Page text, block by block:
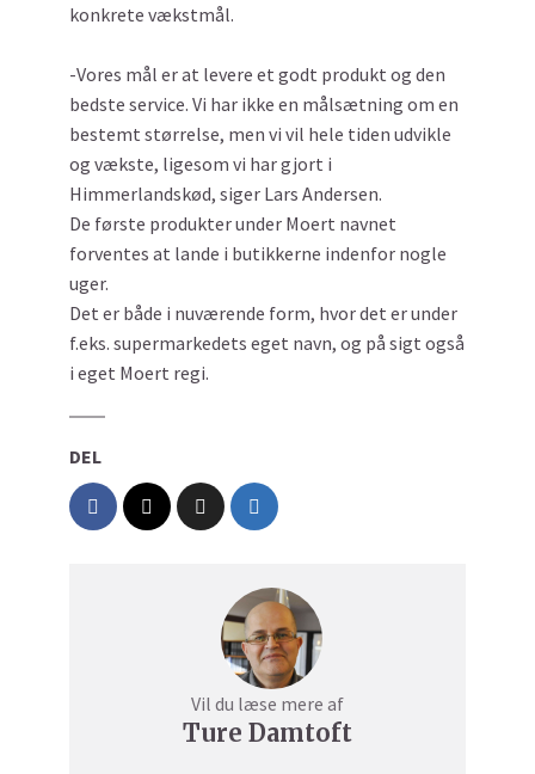
konkrete vækstmål.
-Vores mål er at levere et godt produkt og den
bedste service. Vi har ikke en målsætning om en
bestemt størrelse, men vi vil hele tiden udvikle
og vækste, ligesom vi har gjort i
Himmerlandskød, siger Lars Andersen.
De første produkter under Moert navnet
forventes at lande i butikkerne indenfor nogle
uger.
Det er både i nuværende form, hvor det er under
f.eks. supermarkedets eget navn, og på sigt også
i eget Moert regi.
DEL
Vil du læse mere af
Ture Damtoft